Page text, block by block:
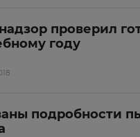
проверил
году
подробности